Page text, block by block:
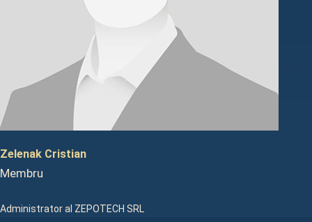
Zelenak Cristian
Membru
Administrator al ZEPOTECH SRL